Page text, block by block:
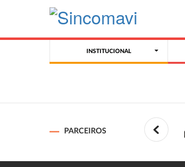
INSTITUCIONAL
PARCEIROS